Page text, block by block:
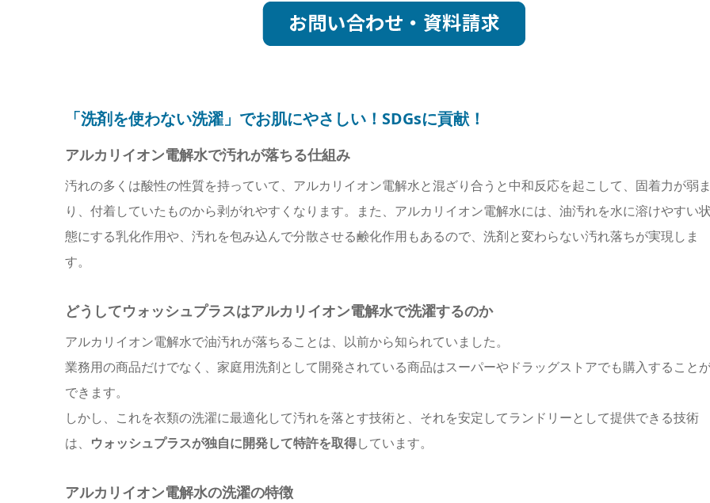
「洗剤を使わない洗濯」でお肌にやさしい！SDGsに貢献！
アルカリイオン電解水で汚れが落ちる仕組み
汚れの多くは酸性の性質を持っていて、アルカリイオン電解水と混ざり合うと中和反応を起こして、固着力が弱
り、付着していたものから剥がれやすくなります。また、アルカリイオン電解水には、油汚れを水に溶けやすい
態にする乳化作用や、汚れを包み込んで分散させる鹸化作用もあるので、洗剤と変わらない汚れ落ちが実現しま
す。
どうしてウォッシュプラスはアルカリイオン電解水で洗濯するのか
アルカリイオン電解水で油汚れが落ちることは、以前から知られていました。
業務用の商品だけでなく、家庭用洗剤として開発されている商品はスーパーやドラッグストアでも購入すること
できます。
しかし、これを衣類の洗濯に最適化して汚れを落とす技術と、それを安定してランドリーとして提供できる技術
は、 ウォッシュプラスが独自に開発して特許を取得しています。
アルカリイオン電解水の洗濯の特徴